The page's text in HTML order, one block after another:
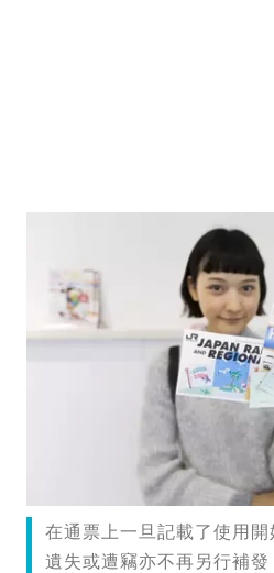
在通票上一旦記載了使用開
遺失或遭竊亦不再另行補發